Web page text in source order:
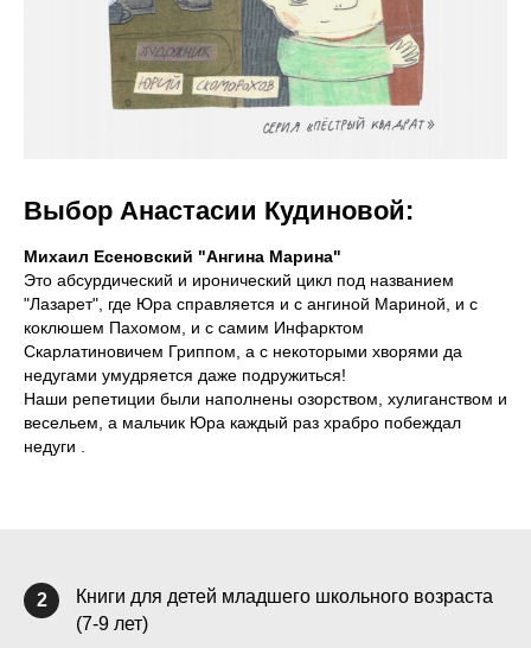
Выбор Анастасии Кудиновой:
Михаил Есеновский "Ангина Марина"
Это абсурдический и иронический цикл под названием
"Лазарет", где Юра справляется и с ангиной Мариной, и с
коклюшем Пахомом, и с самим Инфарктом
Скарлатиновичем Гриппом, а с некоторыми хворями да
недугами умудряется даже подружиться!
Наши репетиции были наполнены озорством, хулиганством и
весельем, а мальчик Юра каждый раз храбро побеждал
недуги .
2
Книги для детей младшего школьного возраста
(7-9 лет)